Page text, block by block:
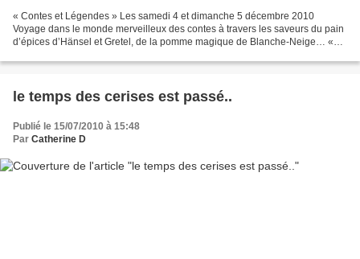
« Contes et Légendes » Les samedi 4 et dimanche 5 décembre 2010
Voyage dans le monde merveilleux des contes à travers les saveurs du pain
d’épices d’Hänsel et Gretel, de la pomme magique de Blanche-Neige… «
le temps des cerises est passé..
Publié le 15/07/2010 à 15:48
Par Catherine D